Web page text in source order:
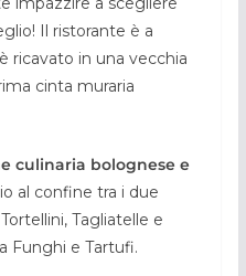
Il ristorante è a
ricavato in una vecchia
cinta muraria
culinaria bolognese e
al confine tra i due
Tagliatelle e
Funghi e Tartufi.